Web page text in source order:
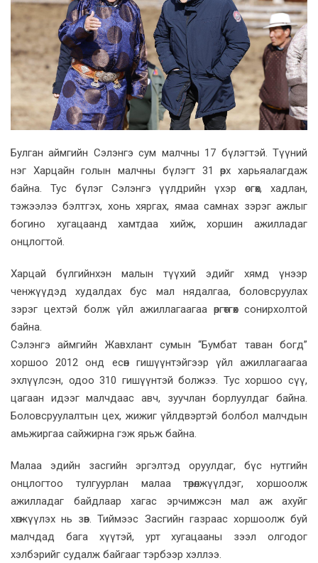
Булган аймгийн Сэлэнгэ сум малчны 17 бүлэгтэй. Түүний
нэг Харцайн голын малчны бүлэгт 31 өрх харьяалагдаж
байна. Тус бүлэг Сэлэнгэ үүлдрийн үхэр өсгөх, хадлан,
тэжээлээ бэлтгэх, хонь хяргах, ямаа самнах зэрэг ажлыг
богино хугацаанд хамтдаа хийж, хоршин ажилладаг
онцлогтой.
Харцай бүлгийнхэн малын түүхий эдийг хямд үнээр
ченжүүдэд худалдах бус мал нядалгаа, боловсруулах
зэрэг цехтэй болж үйл ажиллагаагаа өргөтгөх сонирхолтой
байна.
Сэлэнгэ аймгийн Жавхлант сумын “Бумбат таван богд”
хоршоо 2012 онд есөн гишүүнтэйгээр үйл ажиллагаагаа
эхлүүлсэн, одоо 310 гишүүнтэй болжээ. Тус хоршоо сүү,
цагаан идээг малчдаас авч, зуучлан борлуулдаг байна.
Боловсруулалтын цех, жижиг үйлдвэртэй болбол малчдын
амьжиргаа сайжирна гэж ярьж байна.
Малаа эдийн засгийн эргэлтэд оруулдаг, бүс нутгийн
онцлогтоо тулгуурлан малаа төрөлжүүлдэг, хоршоолж
ажилладаг байдлаар хагас эрчимжсэн мал аж ахуйг
хөгжүүлэх нь зөв. Тиймээс Засгийн газраас хоршоолж буй
малчдад бага хүүтэй, урт хугацааны зээл олгодог
хэлбэрийг судалж байгааг тэрбээр хэллээ.